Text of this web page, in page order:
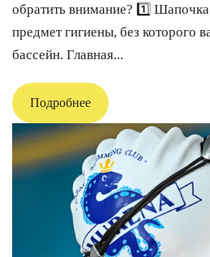
обратить внимание? 1️⃣
предмет гигиены, без которого
бассейн. Главная...
Подробнее